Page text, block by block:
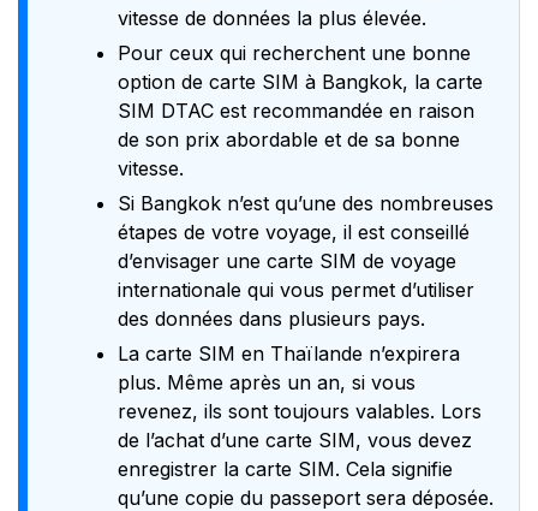
vitesse de données la plus élevée.
Pour ceux qui recherchent une bonne
option de carte SIM à Bangkok, la carte
SIM DTAC est recommandée en raison
de son prix abordable et de sa bonne
vitesse.
Si Bangkok n’est qu’une des nombreuses
étapes de votre voyage, il est conseillé
d’envisager une carte SIM de voyage
internationale qui vous permet d’utiliser
des données dans plusieurs pays.
La carte SIM en Thaïlande n’expirera
plus. Même après un an, si vous
revenez, ils sont toujours valables. Lors
de l’achat d’une carte SIM, vous devez
enregistrer la carte SIM. Cela signifie
qu’une copie du passeport sera déposée.